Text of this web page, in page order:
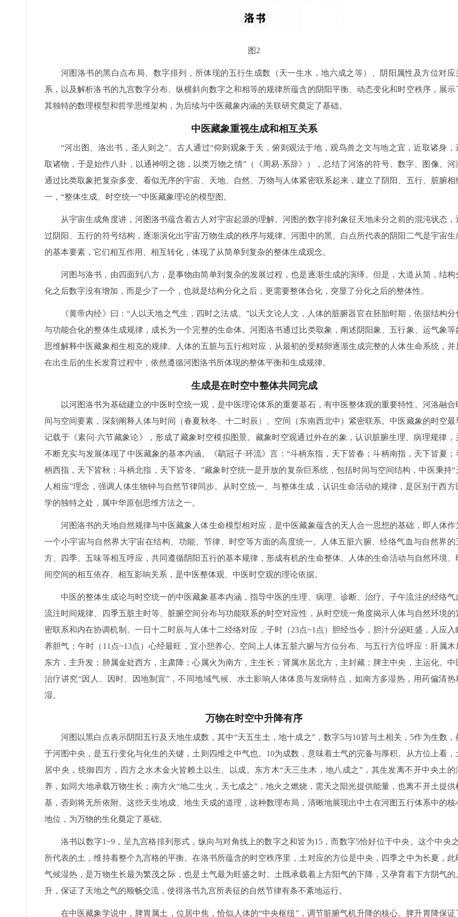
图2
河图洛书的黑白点布局、数字排列，所体现的五行生成数（天一生水，地六成之等）、阴阳属性及方位对应
系，以及解析洛书的九宫数字分布、纵横斜向数字之和相等的规律所蕴含的阴阳平衡、动态变化和时空秩序，展示
其独特的数理模型和哲学思维架构，为后续与中医藏象内涵的关联研究奠定了基础。
中医藏象重视生成和相互关系
“河出图、洛出书，圣人则之”。古人通过“仰则观象于天，俯则观法于地，观鸟兽之文与地之宜，近取诸身，
取诸物，于是始作八卦，以通神明之德，以类万物之情”（《周易·系辞》），总结了河洛的符号、数字、图像。河
通过比类取象把复杂多变、看似无序的宇宙、天地、自然、万物与人体紧密联系起来，建立了阴阳、五行、脏腑相
一，“整体生成、时空统一”中医藏象理论的模型图。
从宇宙生成角度讲，河图洛书蕴含着古人对宇宙起源的理解。河图的数字排列象征天地未分之前的混沌状态，
过阴阳、五行的符号结构，逐渐演化出宇宙万物生成的秩序与规律。河图中的黑、白点所代表的阴阳二气是宇宙生
的基本要素，它们相互作用、相互转化，体现了从简单到复杂的整体生成观念。
河图与洛书，由四面到八方，是事物由简单到复杂的发展过程，也是逐渐生成的演绎。但是，大道从简，结构
化之后数字没有增加，而是少了一个，也就是结构分化之后，更需要整体合化，突显了分化之后的整体性。
《黄帝内经》曰：“人以天地之气生，四时之法成。”以天文论人文，人体的脏腑器官在胚胎时期，依据结构分
与功能合化的整体生成规律，成长为一个完整的生命体。河图洛书通过比类取象，阐述阴阳象、五行象、运气象等
思维解释中医藏象相生相克的规律。人体的五脏与五行相对应，从最初的受精卵逐渐生成完整的人体生命系统，并
在出生后的生长发育过程中，依然遵循河图洛书所体现的整体平衡和生成规律。
生成是在时空中整体共同完成
以河图洛书为基础建立的中医时空统一观，是中医理论体系的重要基石，有中医整体观的重要特性。河洛融合
间与空间要素，深刻阐释人体与时间（春夏秋冬、十二时辰）、空间（东南西北中）紧密联系。中医藏象的时空最
记载于《素问·六节藏象论》，形成了藏象时空模拟图景。藏象时空观通过外在的象，认识脏腑生理、病理规律，
不断充实与发展体现了中医藏象的基本内涵。《鹖冠子·环流》言：“斗柄东指，天下皆春；斗柄南指，天下皆夏；
柄西指，天下皆秋；斗柄北指，天下皆冬。”藏象时空统一是开放的复杂巨系统，包括时间与空间结构，中医秉持“
人相应”理念，强调人体生物钟与自然节律同步。从时空统一、与整体生成，认识生命活动的规律，是区别于西方
学的独特之处，属中华原创思维方法之一。
河图洛书的天地自然规律与中医藏象人体生命模型相对应，是中医藏象蕴含的天人合一思想的基础，即人体作
一个小宇宙与自然界大宇宙在结构、功能、节律、时空等方面的高度统一。人体五脏六腑、经络气血与自然界的
方、四季、五味等相互呼应，共同遵循阴阳五行的基本规律，形成有机的生命整体。人体的生命活动与自然环境、
间空间的相互依存、相互影响关系，是中医整体观、中医时空观的理论依据。
中医的整体生成论与时空统一的中医藏象基本内涵，指导中医的生理、病理、诊断、治疗。子午流注的经络气
流注时间规律、四季五脏主时等、脏腑空间分布与功能联系的时空对应性，从时空统一角度揭示人体与自然环境的
密联系和内在协调机制。一日十二时辰与人体十二经络对应，子时（23点~1点）胆经当令，胆汁分泌旺盛，人应入
养胆气；午时（11点~13点）心经最旺，宜小憩养心。空间上人体五脏六腑与方位分布、与五行方位呼应：肝属木
东方，主升发；肺属金处西方，主肃降；心属火为南方，主生长；肾属水居北方，主封藏；脾主中央，主运化。中
治疗讲究“因人、因时、因地制宜”，不同地域气候、水土影响人体体质与发病特点，如南方多湿热，用药偏清热
湿。
万物在时空中升降有序
河图以黑白点表示阴阳五行及天地生成数，其中“天五生土，地十成之”，数字5与10皆与土相关，5作为生数，
于河图中央，是五行变化与化生的关键，土则四维之中气也。10为成数，意味着土气的完备与厚积。从方位上看，
居中央，统御四方，四方之水木金火皆赖土以生、以成。东方木“天三生木，地八成之”，其生发离不开中央土的
养，如同大地承载万物生长；南方火“地二生火，天七成之”，地火之燃烧，需天之阳光提供能量，也离不开土提供
基，否则将无所依附。这些天生地成、地生天成的道理，这种数理布局，清晰地展现出中土在河图五行体系中的核
地位，为万物的生化奠定了基础。
洛书以数字1~9，呈九宫格排列形式，纵向与对角线上的数字之和皆为15，而数字5恰好位于中央。这个中央
所代表的土，维持着整个九宫格的平衡。在洛书所蕴含的时空秩序里，土对应的方位是中央，四季之中为长夏，此
气候湿热，是万物生长最为繁茂之际，也是土气最为旺盛之时。土既承载着上方阳气的下降，又孕育着下方阴气的
升，保证了天地之气的顺畅交流，使得洛书九宫所表征的自然节律有条不紊地运行。
在中医藏象学说中，脾胃属土，位居中焦，恰似人体的“中央枢纽”，调节脏腑气机升降的核心。脾升胃降保证